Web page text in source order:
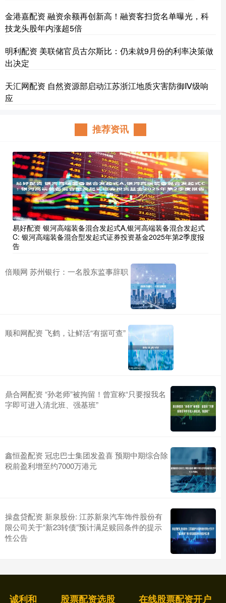
金港嘉配资 融资余额再创新高！融资客扫货名单曝光，科
技龙头股年内涨超5倍
明利配资 美联储官员古尔斯比：仍未就9月份的利率决策做
出决定
天汇网配资 自然资源部启动江苏浙江地质灾害防御Ⅳ级响
应
推荐资讯
易好配资 银河高端装备混合发起式A,银河高端装备混合发起式
C: 银河高端装备混合型发起式证券投资基金2025年第2季度报
告
倍顺网 苏州银行：一名股东监事辞职
顺和网配资 飞鹤，让鲜活“有据可查”
鼎合网配资 “孙老师”被拘留！曾宣称“只要报我名
字即可进入清北班、强基班”
鑫恒盈配资 冠忠巴士集团发盈喜 预期中期综合除
税前盈利增至约7000万港元
操盘贷配资 新泉股份: 江苏新泉汽车饰件股份有
限公司关于“新23转债”预计满足赎回条件的提示
性公告
诚利和 股票配资选股 在线股票配资开户